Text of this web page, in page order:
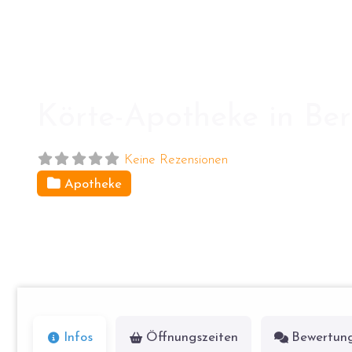
Keine Rezensionen
Apotheke
Infos Öffnungszeiten